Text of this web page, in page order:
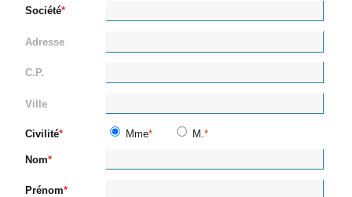
Société
Adresse
C.P.
Ville
Civilité Mme M.
Nom
Prénom